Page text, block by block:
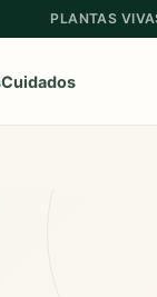
PLANTAS
Cuidados